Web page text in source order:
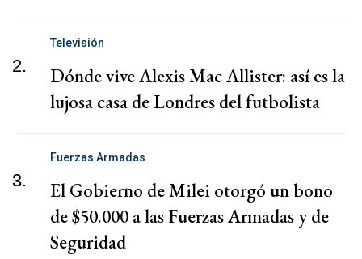
2.
Televisión
Dónde vive Alexis Mac Allister: así es la
lujosa casa de Londres del futbolista
3.
Fuerzas Armadas
El Gobierno de Milei otorgó un bono
de $50.000 a las Fuerzas Armadas y de
Seguridad